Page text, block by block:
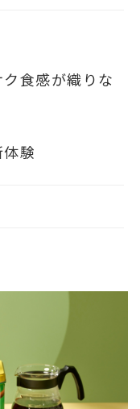
食感が織りな
験